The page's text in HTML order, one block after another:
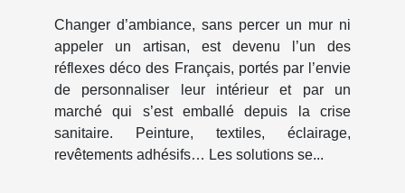
Changer d’ambiance, sans percer un mur ni
appeler un artisan, est devenu l’un des
réflexes déco des Français, portés par l’envie
de personnaliser leur intérieur et par un
marché qui s’est emballé depuis la crise
sanitaire. Peinture, textiles, éclairage,
revêtements adhésifs… Les solutions se...